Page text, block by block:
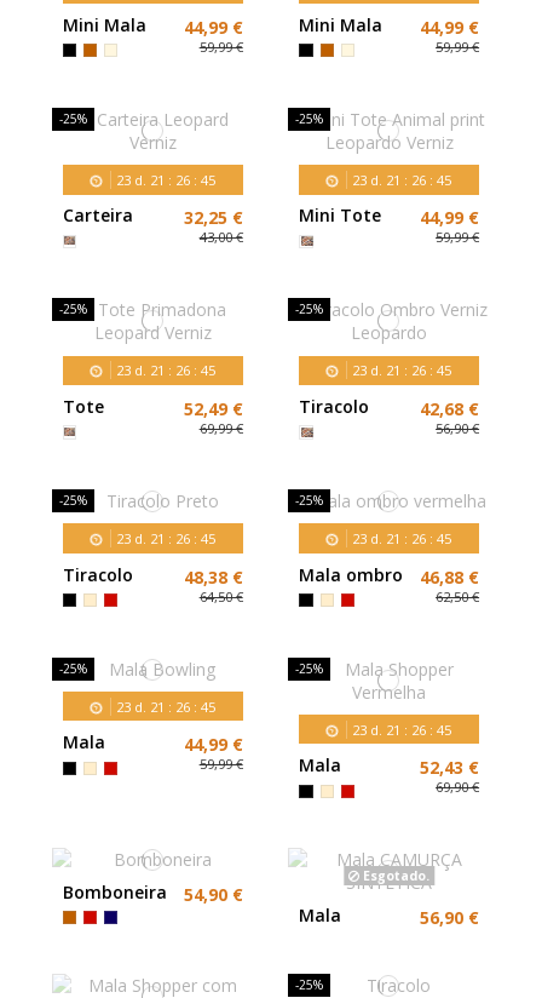
Mini Mala
com alças
douradas
44,99 €
59,99 €
Mini Mala
com alças
douradas
44,99 €
59,99 €
-25%
23d. 21 : 26: 44
Carteira
Leopard
Verniz
32,25 €
43,00 €
-25%
23 d. 21 : 26 :44
Mini Tote
Animal print
Leopardo
44,99 €
59,99 €
-25%
23d. 21 : 26: 44
Tote
Primadona
Leopard
52,49 €
69,99 €
-25%
23 d. 21 : 26 :44
Tiracolo
Ombro
Verniz
42,68 €
56,90 €
-25%
23d. 21 : 26: 44
Tiracolo
Preto
48,38 €
64,50 €
-25%
23 d. 21 : 26 :44
Mala ombro
vermelha
46,88 €
62,50 €
-25%
23d. 21 : 26: 44
Mala
Bowling
44,99 €
59,99 €
-25%
23 d. 21 : 26 :44
Mala
Shopper
Vermelha
52,43 €
69,90 €
Bomboneira 54,90 €
Esgotado.
Mala
56,90 €
-25%